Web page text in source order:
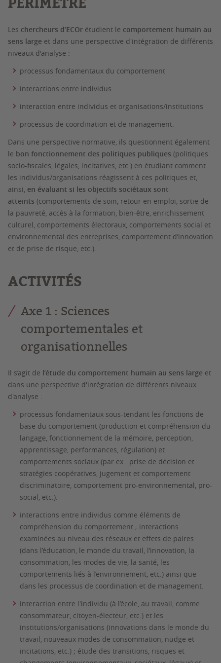
Les chercheurs d’ECOr étudient le comportement humain au
sens large et dans une perspective d'intégration de différents
niveaux d'analyse :
processus fondamentaux du comportement
interactions entre individus
interaction entre individus et organisations/institutions
processus de coordination et de management.
Dans une perspective normative, ils questionnent également
le bon fonctionnement des politiques publiques (politiques
socio-fiscales, légales, incitatives, etc.) en étudiant comment
les individus/organisations réagissent à ces politiques et,
ainsi, en évaluant si les objectifs sociétaux sont
atteints (comportements de soin, retour en emploi, sortie de
la pauvreté, accès à la formation, bien-être, enrichissement
culturel, comportements électoraux, comportements social et
environnemental des entreprises, comportement d’innovation
et de prise de risque, etc.).
ACTIVITÉS
Axe 1 : Sciences
comportementales et
organisationnelles
Il s’agit de l’étude du comportement humain au sens large et
dans une perspective d'intégration de différents niveaux
d'analyse :
processus fondamentaux sous-tendant les fonctions de
base du comportement (production et compréhension du
langage, fonctionnement de la mémoire, perception,
apprentissage, performances, régulation) et
comportements sociaux (par ex : prise de décision et
stratégies coopératives, jugement et comportement
discriminatoire, comportement pro-environnemental, pro-
social, etc.).
interactions entre individus comme éléments de
compréhension du comportement ; interactions
examinées au niveau des réseaux et effets de paires
(dans l’éducation, le monde du travail, l’innovation, la
consommation, les modes de vie, la santé, les
comportements liés à l’environnement, etc.) ainsi que
dans les processus de coordination et de management.
interaction entre l'individu (à l’école, au travail, comme
consommateur, citoyen-électeur, etc.) et les
institutions/organisations (innovations dans le monde du
travail, nouveaux modes de consommation, nudge et
incitations, etc.) ; étude des transitions, risques et